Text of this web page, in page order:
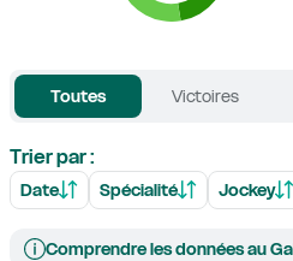
Toutes Victoires
Trier par :
Date Spécialité Jockey
Comprendre les données au